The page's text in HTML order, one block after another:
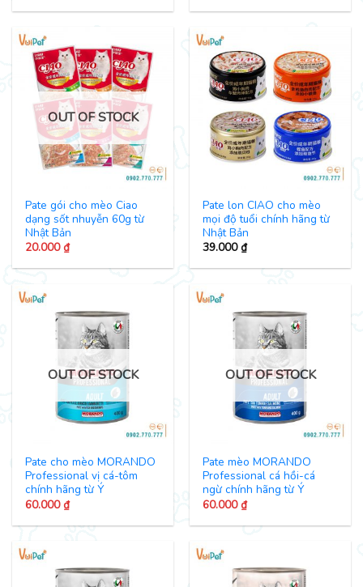
OUT OF STOCK
Pate gói cho mèo Ciao
dạng sốt nhuyễn 60g từ
Nhật Bản
20.000₫
Pate lon CIAO cho mèo
mọi độ tuổi chính hãng từ
Nhật Bản
39.000₫
OUT OF STOCK
Pate cho mèo MORANDO
Professional vị cá-tôm
chính hãng từ Ý
60.000₫
OUT OF STOCK
Pate mèo MORANDO
Professional cá hồi-cá
ngừ chính hãng từ Ý
60.000₫